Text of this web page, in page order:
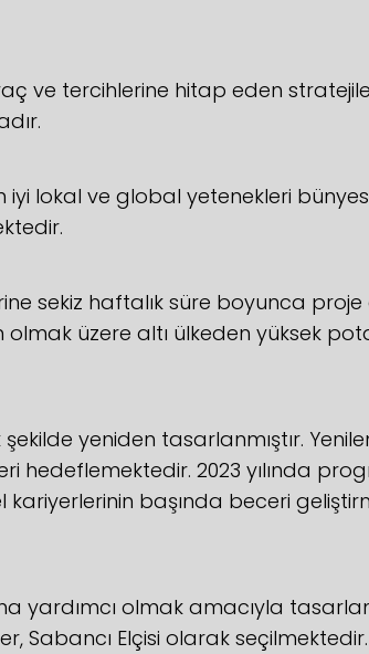
ve tercihlerine hitap eden
iyi lokal ve global yetenekleri
sekiz haftalık süre boyunca
olmak üzere altı ülkeden yüksek
yeniden tasarlanmıştır.
hedeflemektedir. 2023 yılında
başında beceri
yardımcı olmak amacıyla
Sabancı Elçisi olarak